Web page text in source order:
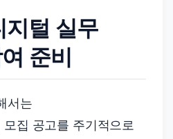
지털 실무
준비
서는
집 공고를 주기적으로